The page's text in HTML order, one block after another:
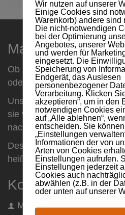
Maxsult
Ob Firmenkunden oder
oder Dax-Unternehmen ...
Unsere Kunden bestätigen
sie von unserer
nachhaltig profitieren.
Deshalb folgen auch Sie
heißt: Machen
Maxsult GmbH
Wir nutzen auf unserer
Einige Cookies sind
Warenkorb) andere sind
Die nicht-notwendigen
bei der Optimierung
Angebotes, unserer
und werden für
eingesetzt. Die
Speicherung von
Endgerät, das Auslesen
personenbezogener
Verarbeitung. Klicken
akzeptieren“, um in den
notwendigen Cookies
auf „Alle ablehnen“,
entscheiden. Sie
„Einstellungen
Informationen der von
Arten von Cookies
Einstellungen aufrufen.
Einstellungen jederzeit
Cookies auch
abwählen (z.B. in der
oder unten auf unserer